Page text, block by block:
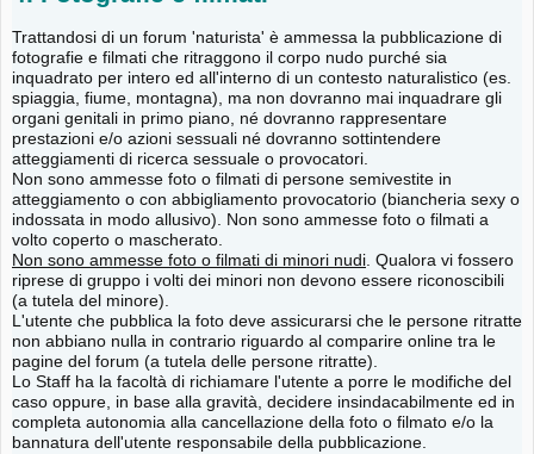
Trattandosi di un forum 'naturista' è ammessa la pubblicazione di
fotografie e filmati che ritraggono il corpo nudo purché sia
inquadrato per intero ed all'interno di un contesto naturalistico (es.
spiaggia, fiume, montagna), ma non dovranno mai inquadrare gli
organi genitali in primo piano, né dovranno rappresentare
prestazioni e/o azioni sessuali né dovranno sottintendere
atteggiamenti di ricerca sessuale o provocatori.
Non sono ammesse foto o filmati di persone semivestite in
atteggiamento o con abbigliamento provocatorio (biancheria sexy o
indossata in modo allusivo). Non sono ammesse foto o filmati a
volto coperto o mascherato.
Non sono ammesse foto o filmati di minori nudi. Qualora vi fossero
riprese di gruppo i volti dei minori non devono essere riconoscibili
(a tutela del minore).
L'utente che pubblica la foto deve assicurarsi che le persone ritratte
non abbiano nulla in contrario riguardo al comparire online tra le
pagine del forum (a tutela delle persone ritratte).
Lo Staff ha la facoltà di richiamare l'utente a porre le modifiche del
caso oppure, in base alla gravità, decidere insindacabilmente ed in
completa autonomia alla cancellazione della foto o filmato e/o la
bannatura dell'utente responsabile della pubblicazione.